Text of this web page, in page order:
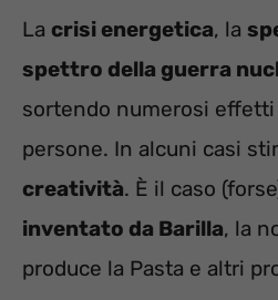
La crisi energetica, la
spettro della guerra
sortendo numerosi
persone. In alcuni casi
creatività. È il caso
inventato da Barilla, la
produce la Pasta e altri